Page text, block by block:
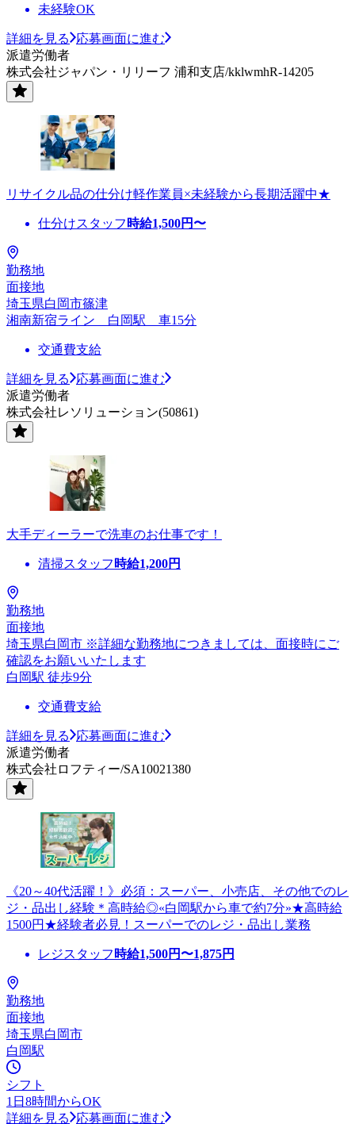
未経験OK
詳細を見る
応募画面に進む
派遣労働者
株式会社ジャパン・リリーフ 浦和支店/kklwmhR-14205
リサイクル品の仕分け軽作業員×未経験から長期活躍中★
仕分けスタッフ 時給1,500円〜
勤務地
面接地
埼玉県白岡市篠津
湘南新宿ライン 白岡駅 車15分
交通費支給
詳細を見る
応募画面に進む
派遣労働者
株式会社レソリューション(50861)
大手ディーラーで洗車のお仕事です！
清掃スタッフ 時給1,200円
勤務地
面接地
埼玉県白岡市 ※詳細な勤務地につきましては、面接時にご
確認をお願いいたします
白岡駅 徒歩9分
交通費支給
詳細を見る
応募画面に進む
派遣労働者
株式会社ロフティー/SA10021380
《20～40代活躍！》必須：スーパー、小売店、その他でのレ
ジ・品出し経験＊高時給◎«白岡駅から車で約7分»★高時給
1500円★経験者必見！スーパーでのレジ・品出し業務
レジスタッフ 時給1,500円〜1,875円
勤務地
面接地
埼玉県白岡市
白岡駅
シフト
1日8時間からOK
詳細を見る
応募画面に進む